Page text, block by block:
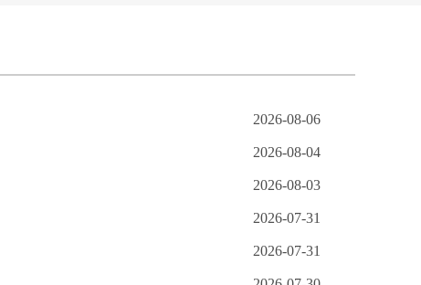
2026-08-06
2026-08-04
2026-08-03
2026-07-31
2026-07-31